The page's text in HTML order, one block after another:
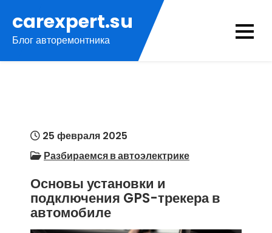
содержимому
carexpert.su
Блог авторемонтника
25 февраля 2025
Разбираемся в автоэлектрике
Основы установки и
подключения GPS-трекера в
автомобиле